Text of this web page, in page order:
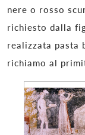
nere o rosso
richiesto dalla
realizzata pasta
richiamo al